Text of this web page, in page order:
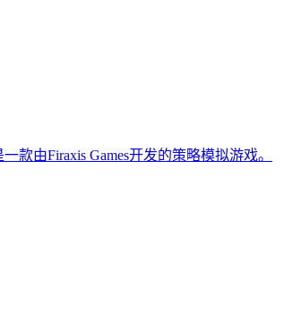
款由Firaxis Games开发的策略模拟游戏。